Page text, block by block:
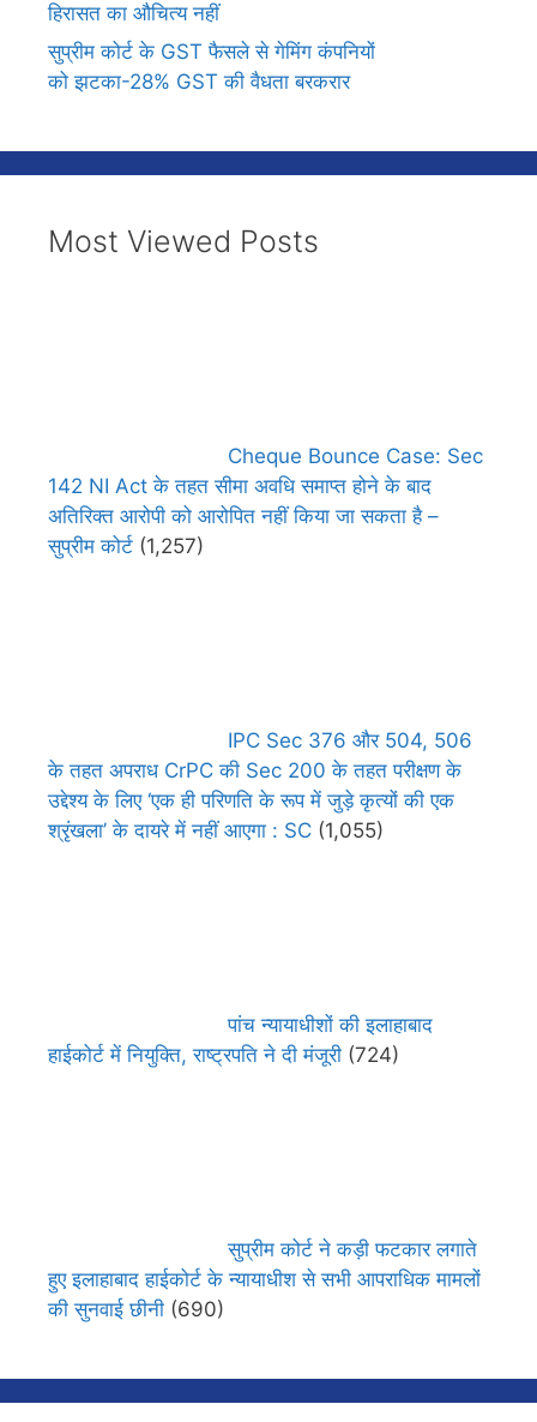
हिरासत का औचित्य नहीं
सुप्रीम कोर्ट के GST फैसले से गेमिंग कंपनियों
को झटका-28% GST की वैधता बरकरार
Most Viewed Posts
Cheque Bounce Case: Sec
142 NI Act के तहत सीमा अवधि समाप्त होने के बाद
अतिरिक्त आरोपी को आरोपित नहीं किया जा सकता है –
सुप्रीम कोर्ट (1,257)
IPC Sec 376 और 504, 506
के तहत अपराध CrPC की Sec 200 के तहत परीक्षण के
उद्देश्य के लिए ‘एक ही परिणति के रूप में जुड़े कृत्यों की एक
श्रृंखला’ के दायरे में नहीं आएगा : SC (1,055)
पांच न्यायाधीशों की इलाहाबाद
हाईकोर्ट में नियुक्ति, राष्ट्रपति ने दी मंजूरी (724)
सुप्रीम कोर्ट ने कड़ी फटकार लगाते
हुए इलाहाबाद हाईकोर्ट के न्यायाधीश से सभी आपराधिक मामलों
की सुनवाई छीनी (690)